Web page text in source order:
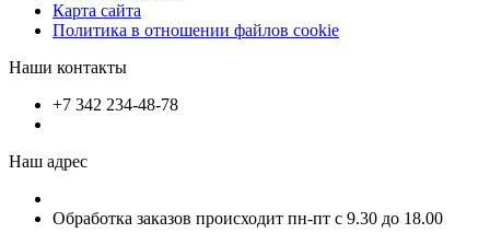
Карта сайта
Политика в отношении файлов cookie
Наши контакты
+7 342 234-48-78
Наш адрес
Обработка заказов происходит пн-пт с 9.30 до 18.00